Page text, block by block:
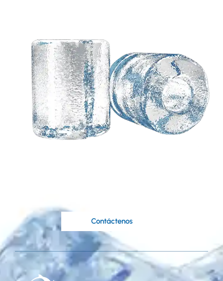
Necesita una solución
Contáctenos